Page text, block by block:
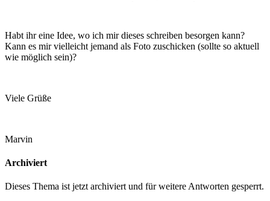
Habt ihr eine Idee, wo ich mir dieses schreiben besorgen kann?
Kann es mir vielleicht jemand als Foto zuschicken (sollte so aktuell
wie möglich sein)?
Viele Grüße
Marvin
Archiviert
Dieses Thema ist jetzt archiviert und für weitere Antworten gesperrt.